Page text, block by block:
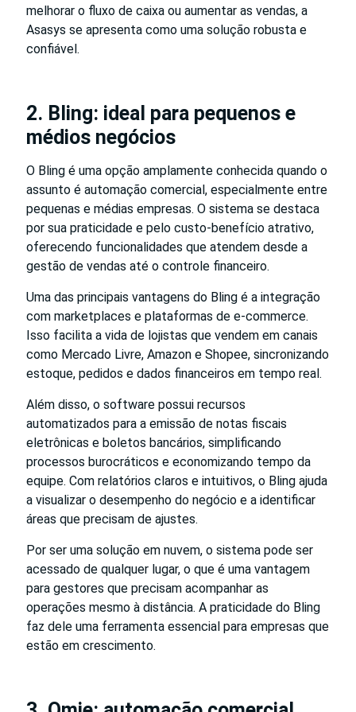
melhorar o fluxo de caixa ou aumentar as vendas, a
Asasys se apresenta como uma solução robusta e
confiável.
2. Bling: ideal para pequenos e
médios negócios
O Bling é uma opção amplamente conhecida quando o
assunto é automação comercial, especialmente entre
pequenas e médias empresas. O sistema se destaca
por sua praticidade e pelo custo-benefício atrativo,
oferecendo funcionalidades que atendem desde a
gestão de vendas até o controle financeiro.
Uma das principais vantagens do Bling é a integração
com marketplaces e plataformas de e-commerce.
Isso facilita a vida de lojistas que vendem em canais
como Mercado Livre, Amazon e Shopee, sincronizando
estoque, pedidos e dados financeiros em tempo real.
Além disso, o software possui recursos
automatizados para a emissão de notas fiscais
eletrônicas e boletos bancários, simplificando
processos burocráticos e economizando tempo da
equipe. Com relatórios claros e intuitivos, o Bling ajuda
a visualizar o desempenho do negócio e a identificar
áreas que precisam de ajustes.
Por ser uma solução em nuvem, o sistema pode ser
acessado de qualquer lugar, o que é uma vantagem
para gestores que precisam acompanhar as
operações mesmo à distância. A praticidade do Bling
faz dele uma ferramenta essencial para empresas que
estão em crescimento.